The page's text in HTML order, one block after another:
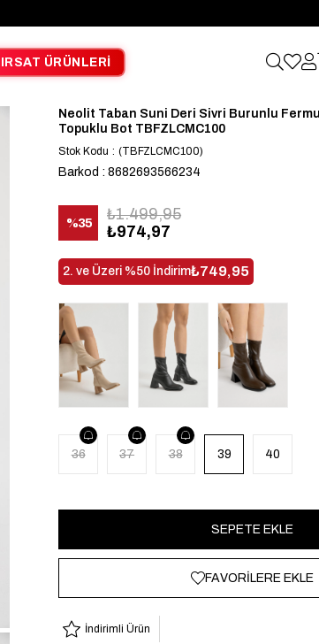
ÜRÜNLERİ
Neolit Taban Suni Deri Sivri Burunlu
Topuklu Bot TBFZLCMC100
Stok Kodu (TBFZLCMC100)
Barkod : 8682693566234
%35
İndirim
₺1.499,95
₺974,97
2. ve Üzeri %50 İndirim₺749,95
36 37 38 39 40
FAVORILERE EKLE
İndirimli Ürün